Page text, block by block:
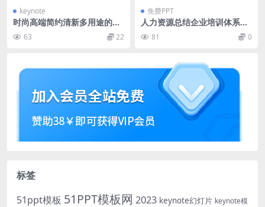
keynote
时尚高端简约清新多用途的ke
ynote幻灯片演示模板（ke
y）63 22
免费PPT
人力资源总结企业培训体系建
设年度工作汇报行政部门通用
PPT模板
81 0
标签
51ppt模板 51PPT模板网 2023 keynote幻灯片 keynote模